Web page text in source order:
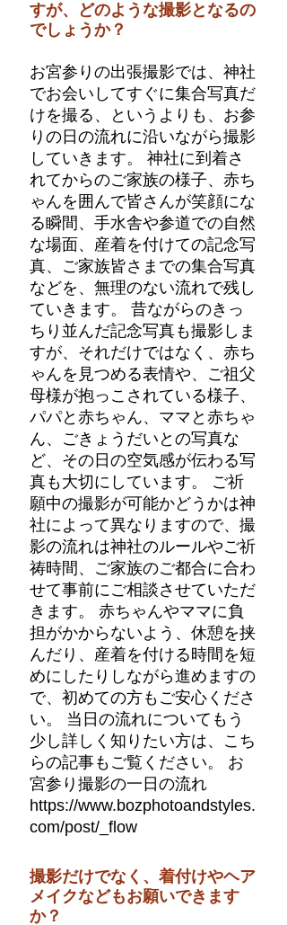
すが、どのような撮影となるの
でしょうか？
お宮参りの出張撮影では、神社
でお会いしてすぐに集合写真だ
けを撮る、というよりも、お参
りの日の流れに沿いながら撮影
していきます。 神社に到着さ
れてからのご家族の様子、赤ち
ゃんを囲んで皆さんが笑顔にな
る瞬間、手水舎や参道での自然
な場面、産着を付けての記念写
真、ご家族皆さまでの集合写真
などを、無理のない流れで残し
ていきます。 昔ながらのきっ
ちり並んだ記念写真も撮影しま
すが、それだけではなく、赤ち
ゃんを見つめる表情や、ご祖父
母様が抱っこされている様子、
パパと赤ちゃん、ママと赤ちゃ
ん、ごきょうだいとの写真な
ど、その日の空気感が伝わる写
真も大切にしています。 ご祈
願中の撮影が可能かどうかは神
社によって異なりますので、撮
影の流れは神社のルールやご祈
祷時間、ご家族のご都合に合わ
せて事前にご相談させていただ
きます。 赤ちゃんやママに負
担がかからないよう、休憩を挟
んだり、産着を付ける時間を短
めにしたりしながら進めますの
で、初めての方もご安心くださ
い。 当日の流れについてもう
少し詳しく知りたい方は、こち
らの記事もご覧ください。 お
宮参り撮影の一日の流れ
https://www.bozphotoandstyles.
com/post/_flow
撮影だけでなく、着付けやヘア
メイクなどもお願いできます
か？